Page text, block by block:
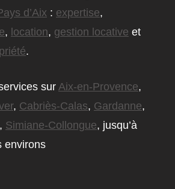
d’Aix : expertise,
, location, gestion locative et
.
sur Aix-en-Provence,
, Cabriès-Calas, Gardanne,
, Simiane-Collongue, jusqu’à
environs